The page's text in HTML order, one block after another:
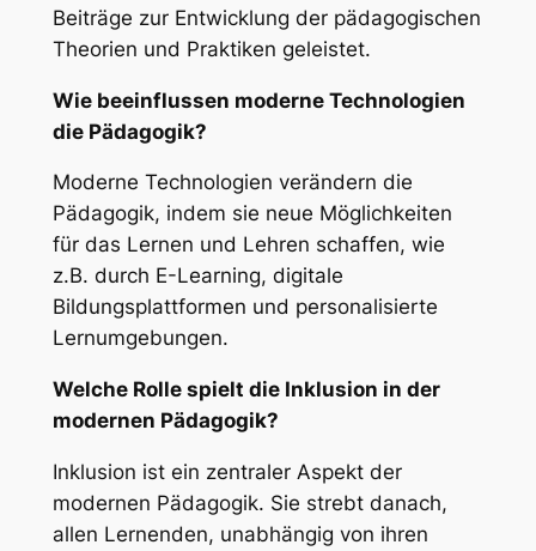
Beiträge zur Entwicklung der pädagogischen
Theorien und Praktiken geleistet.
Wie beeinflussen moderne Technologien
die Pädagogik?
Moderne Technologien verändern die
Pädagogik, indem sie neue Möglichkeiten
für das Lernen und Lehren schaffen, wie
z.B. durch E-Learning, digitale
Bildungsplattformen und personalisierte
Lernumgebungen.
Welche Rolle spielt die Inklusion in der
modernen Pädagogik?
Inklusion ist ein zentraler Aspekt der
modernen Pädagogik. Sie strebt danach,
allen Lernenden, unabhängig von ihren